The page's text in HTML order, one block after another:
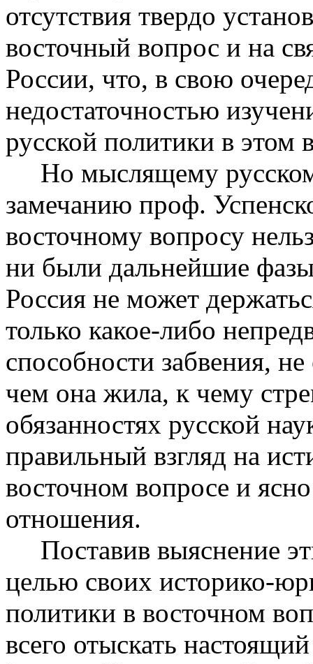
отсутствия твердо
восточный вопрос и на
России, что, в свою
недостаточностью
русской политики в этом
Но мыслящему
замечанию проф.
восточному вопросу
ни были дальнейшие фазы
Россия не может
только какое-либо
способности забвения,
чем она жила, к чему
обязанностях русской
правильный взгляд на
восточном вопросе и
отношения.
Поставив выяснение
целью своих историко-
политики в восточном
всего отыскать